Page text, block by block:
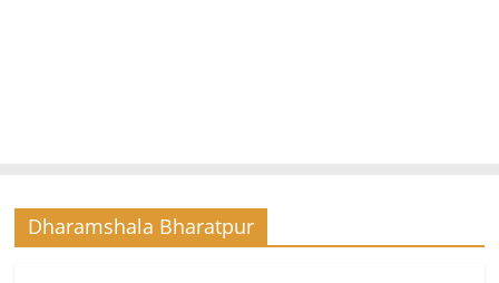
Dharamshala Bharatpur